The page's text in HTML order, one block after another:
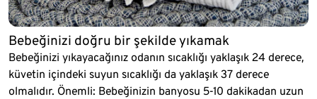
Bebeğinizi doğru bir şekilde yıkamak
Bebeğinizi yıkayacağınız odanın sıcaklığı yaklaşık 24 derece,
küvetin içindeki suyun sıcaklığı da yaklaşık 37 derece
olmalıdır. Önemli: Bebeğinizin banyosu 5-10 dakikadan uzun